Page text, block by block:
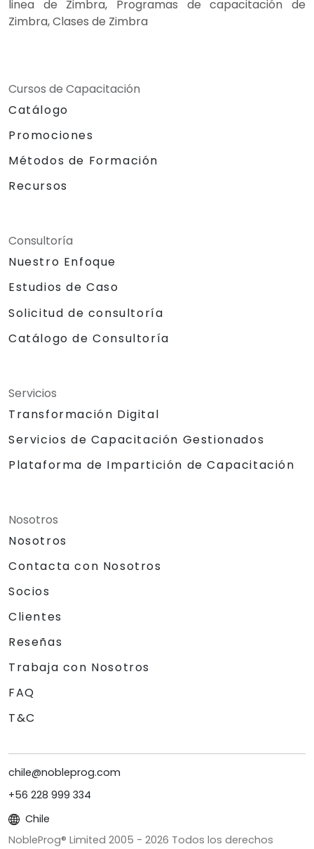
linea de Zimbra, Programas de capacitación de
Zimbra, Clases de Zimbra
Cursos de Capacitación
Catálogo
Promociones
Métodos de Formación
Recursos
Consultoría
Nuestro Enfoque
Estudios de Caso
Solicitud de consultoría
Catálogo de Consultoría
Servicios
Transformación Digital
Servicios de Capacitación Gestionados
Plataforma de Impartición de Capacitación
Nosotros
Nosotros
Contacta con Nosotros
Socios
Clientes
Reseñas
Trabaja con Nosotros
FAQ
T&C
chile@nobleprog.com
+56 228 999 334
Chile
NobleProg® Limited 2005 - 2026 Todos los derechos